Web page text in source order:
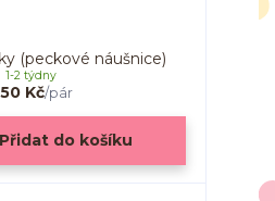
(peckové náušnice)
Kč/pár
1-2 týdny
Přidat do košíku